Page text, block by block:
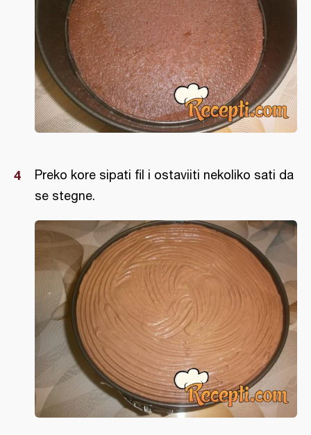
Preko kore sipati fil i ostaviiti nekoliko sati da
se stegne.